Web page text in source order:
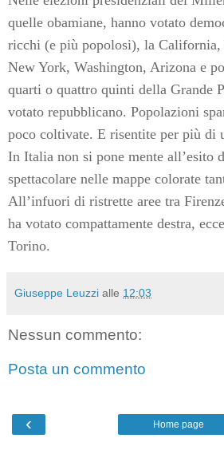
quelle obamiane, hanno votato
ricchi (e più popolosi), la
New York, Washington, Arizona e
quarti o quattro quinti della Grande
votato repubblicano. Popolazioni
poco coltivate. E risentite per più di
In Italia non si pone mente all’esito
spettacolare nelle mappe colorate
All’infuori di ristrette aree tra
ha votato compattamente destra,
Torino.
Giuseppe Leuzzi alle 12:03
Nessun commento:
Posta un commento
‹ Home page